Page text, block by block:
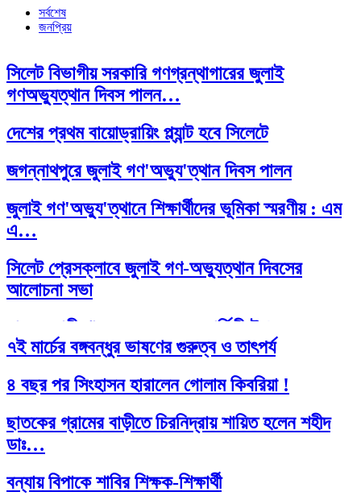
সর্বশেষ
জনপ্রিয়
সিলেট বিভাগীয় সরকারি গণগ্রন্থাগারের জুলাই
গণঅভ্যুত্থান দিবস পালন…
দেশের প্রথম বায়োড্রায়িং প্ল্যান্ট হবে সিলেটে
জগন্নাথপুরে জুলাই গণ'অভ্যু'ত্থান দিবস পালন
জুলাই গণ'অভ্যু'ত্থানে শিক্ষার্থীদের ভূমিকা স্মরণীয় : এম
এ…
সিলেট প্রেসক্লাবে জুলাই গণ-অভ্যুত্থান দিবসের
আলোচনা সভা
মাহবুব আলী খানের ৪২তম মৃ'ত্যু'বার্ষিকী উপলক্ষে
পরিবারের দোয়া…
মাহবুব আলী খানের মৃ.'ত্যু'বার্ষিকীতে দোয়া ও শিরনি
১৮নং ওয়ার্ড বিএনপির উদ্যোগে মতবিনিময় ও উন্মুক্ত
আলোচনা…
৭ই মার্চের বঙ্গবন্ধুর ভাষণের গুরুত্ব ও তাৎপর্য
৪ বছর পর সিংহাসন হারালেন গোলাম কিবরিয়া !
ছাতকের গ্রামের বাড়ীতে চিরনিদ্রায় শায়িত হলেন শহীদ
ডাঃ…
বন্যায় বিপাকে শাবির শিক্ষক-শিক্ষার্থী